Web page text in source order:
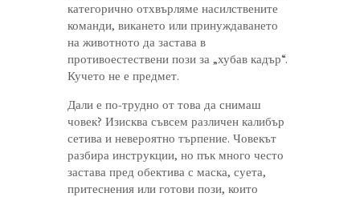
категорично отхвърляме насилствените
команди, викането или принуждаването
на животното да застава в
противоестествени пози за „хубав кадър“.
Кучето не е предмет.
Дали е по-трудно от това да снимаш
човек? Изисква съвсем различен калибър
сетива и невероятно търпение. Човекът
разбира инструкции, но пък много често
застава пред обектива с маска, суета,
притеснения или готови пози, които